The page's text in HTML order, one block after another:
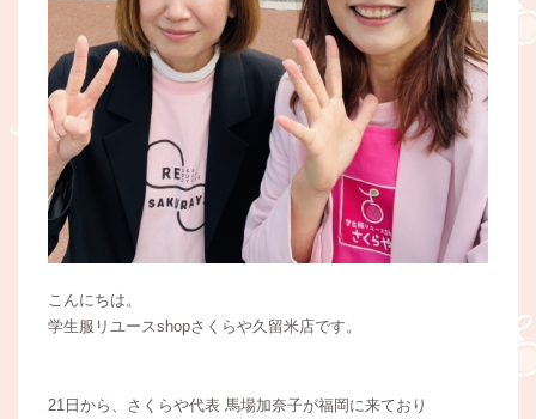
こんにちは。
学生服リユースshopさくらや久留米店です。
21日から、さくらや代表 馬場加奈子が福岡に来ており